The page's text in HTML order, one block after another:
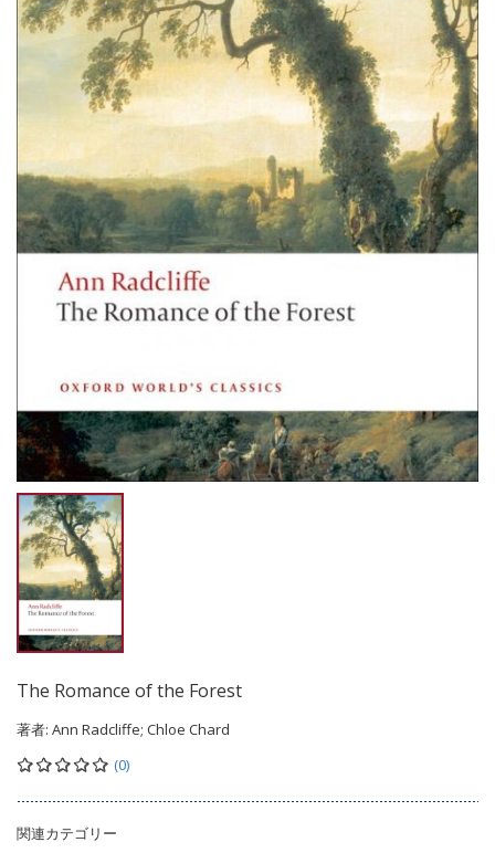
The Romance of the Forest
著者: Ann Radcliffe; Chloe Chard
(0)
関連カテゴリー